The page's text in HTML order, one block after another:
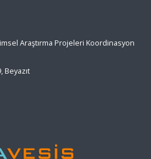
Araştırma Projeleri Koordinasyon
Beyazıt